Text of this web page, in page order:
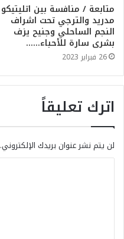
متابعة / منافسة بين اتليتيكو
مدريد والترجي تحت اشراف
النجم الساحلي وجنيح يزف
بشرى سارة للأحباء……
26 فبراير 2023
اترك تعليقاً
لن يتم نشر عنوان بريدك الإلكتروني.